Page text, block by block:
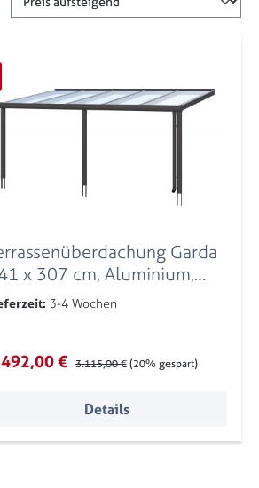
Garda
x 307 cm, Aluminium,
3-4 Wochen
€ Regulärer Preis:
3.115,00 € (20% gespart)
Details